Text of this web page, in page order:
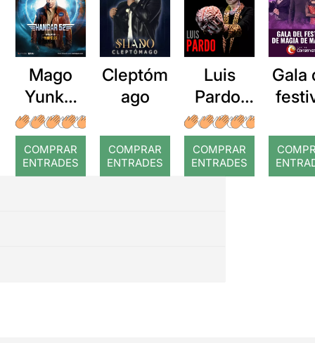
Mago
Yunke:
Hangar
52
COMPRAR
ENTRADES
Cleptóm
ago
COMPRAR
ENTRADES
Luis
Pardo:
En tu
mente
COMPRAR
ENTRADES
Gala
de